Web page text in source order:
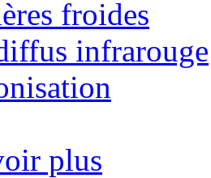
froides
infrarouge
plus